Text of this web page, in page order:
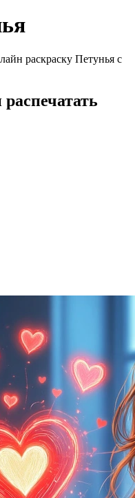
раскраску Петунья с